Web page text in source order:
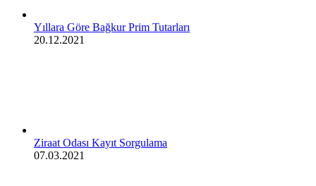
Yıllara Göre Bağkur Prim Tutarları
20.12.2021
Ziraat Odası Kayıt Sorgulama
07.03.2021